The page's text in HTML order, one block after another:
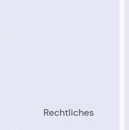
Rechtliches